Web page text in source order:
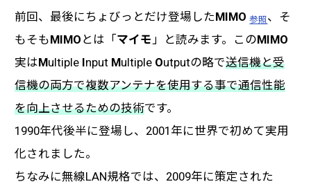
前回、最後にちょびっとだけ登場したMIMO 参照、そ
もそもMIMO とは「マイモ 」と読みます。このMIMO
実はMultiple Input Multiple Outputの略で送信機と受
信機の両方で複数アンテナを使用する事で通信性能
を向上させるための技術です。
1990年代後半に登場し、2001年に世界で初めて実用
化されました。
ちなみに無線LAN規格では、2009年に策定された